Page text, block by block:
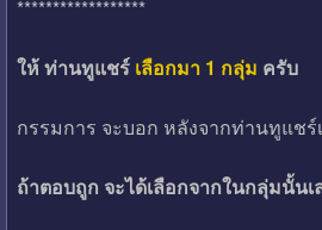
******************
ให้ ท่านทูแชร์ เลือกมา 1 กลุ่ม ครับ
กรรมการ จะบอก หลังจากท่านทูแชร์
ถ้าตอบถูก จะได้เลือกจากในกลุ่มนั้นเ